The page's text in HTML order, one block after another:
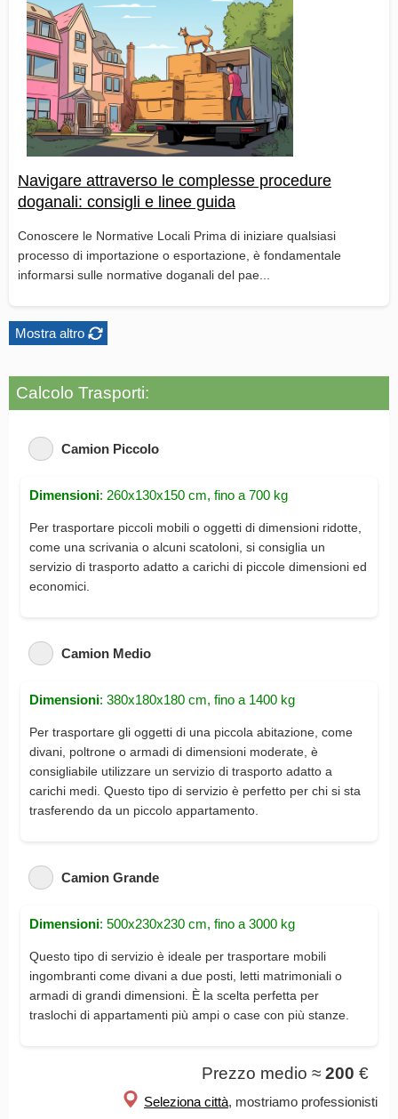
Navigare attraverso le complesse procedure
doganali: consigli e linee guida
Conoscere le Normative Locali Prima di iniziare qualsiasi
processo di importazione o esportazione, è fondamentale
informarsi sulle normative doganali del pae...
Mostra altro
Calcolo Trasporti:
Camion Piccolo
Dimensioni: 260x130x150 cm, fino a 700 kg
Per trasportare piccoli mobili o oggetti di dimensioni ridotte,
come una scrivania o alcuni scatoloni, si consiglia un
servizio di trasporto adatto a carichi di piccole dimensioni ed
economici.
Camion Medio
Dimensioni: 380x180x180 cm, fino a 1400 kg
Per trasportare gli oggetti di una piccola abitazione, come
divani, poltrone o armadi di dimensioni moderate, è
consigliabile utilizzare un servizio di trasporto adatto a
carichi medi. Questo tipo di servizio è perfetto per chi si sta
trasferendo da un piccolo appartamento.
Camion Grande
Dimensioni: 500x230x230 cm, fino a 3000 kg
Questo tipo di servizio è ideale per trasportare mobili
ingombranti come divani a due posti, letti matrimoniali o
armadi di grandi dimensioni. È la scelta perfetta per
traslochi di appartamenti più ampi o case con più stanze.
Prezzo medio ≈ 200 €
Seleziona città, mostriamo professionisti